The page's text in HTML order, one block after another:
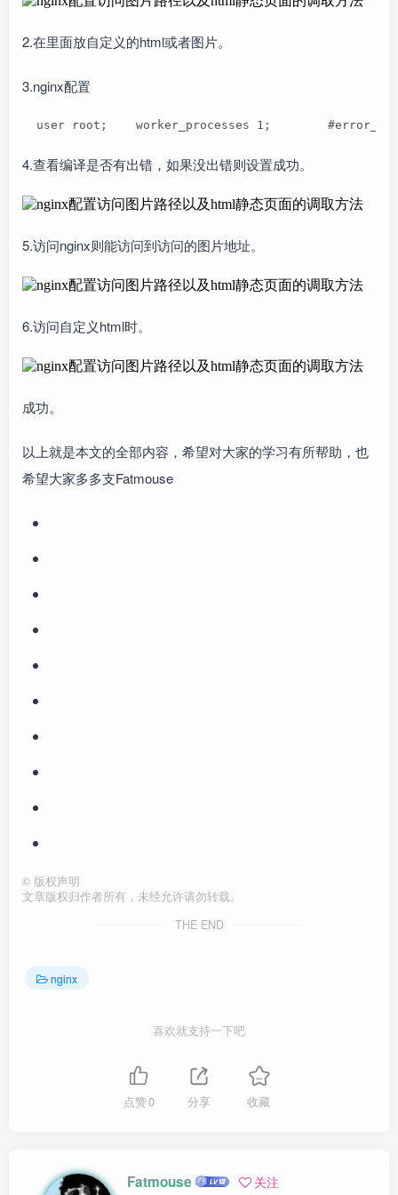
2.在里面放自定义的html或者图片。
3.nginx配置
user root;    worker_processes 1;
4.查看编译是否有出错，如果没出错则设置成功。
5.访问nginx则能访问到访问的图片地址。
6.访问自定义html时。
成功。
以上就是本文的全部内容，希望对大家的学习有所帮助，也
希望大家多多支Fatmouse
© 版权声明
文章版权归作者所有，未经允许请勿转载。
THE END
nginx
喜欢就支持一下吧
点赞0 分享 收藏
Fatmouse 关注